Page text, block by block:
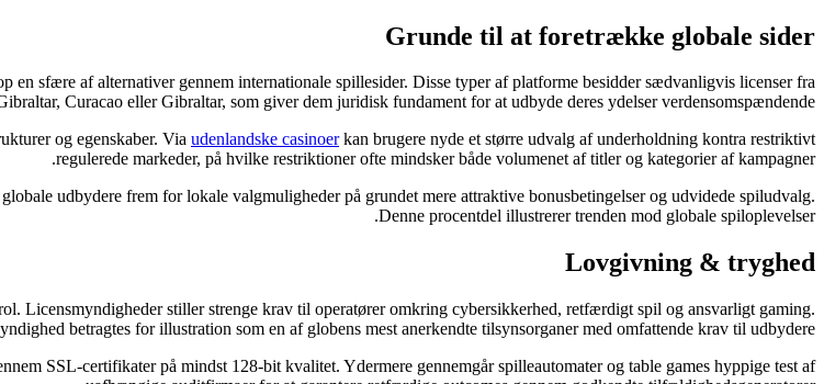
Grunde til at foretrække globale sider
en sfære af alternativer gennem internationale spillesider. Disse typer af platforme besidder sædvanligvis licenser fra
Curacao eller Gibraltar, som giver dem juridisk fundament for at udbyde deres ydelser verdensomspændende.
og egenskaber. Via udenlandske casinoerkan brugere nyde et større udvalg af underholdning kontra restriktivt
regulerede markeder, på hvilke restriktioner ofte mindsker både volumenet af titler og kategorier af kampagner.
udbydere frem for lokale valgmuligheder på grundet mere attraktive bonusbetingelser og udvidede spiludvalg.
Denne procentdel illustrerer trenden mod globale spiloplevelser.
Lovgivning & tryghed
Licensmyndigheder stiller strenge krav til operatører omkring cybersikkerhed, retfærdigt spil og ansvarligt gaming.
betragtes for illustration som en af globens mest anerkendte tilsynsorganer med omfattende krav til udbydere.
SSL-certifikater på mindst 128-bit kvalitet. Ydermere gennemgår spilleautomater og table games hyppige test af